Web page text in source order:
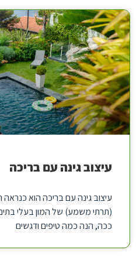
עיצוב גינה עם בריכה
עיצוב גינה עם בריכה הוא
(תרתי משמע) של המון בעלי
ככה, הנה כמה טיפים ודגשים